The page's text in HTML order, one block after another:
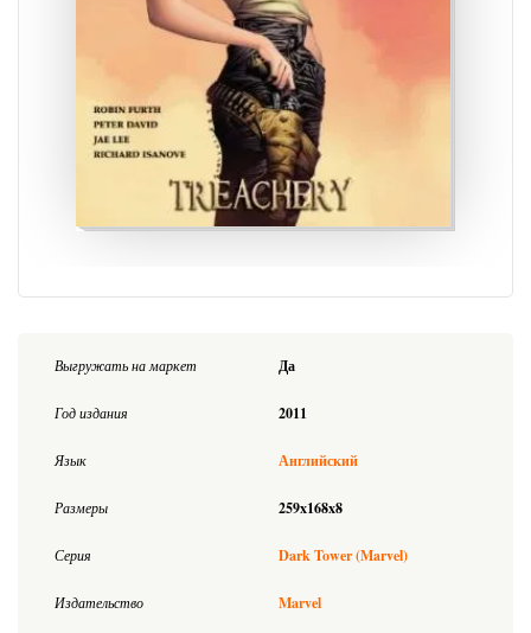
Выгружать на маркет Да
Год издания 2011
Язык Английский
Размеры 259x168x8
Серия Dark Tower (Marvel)
Издательство Marvel